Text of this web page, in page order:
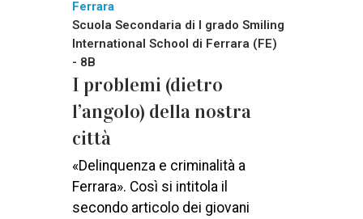
Ferrara
Scuola Secondaria di I grado Smiling
International School di Ferrara (FE)
- 8B
I problemi (dietro
l’angolo) della nostra
città
«Delinquenza e criminalità a
Ferrara». Così si intitola il
secondo articolo dei giovani